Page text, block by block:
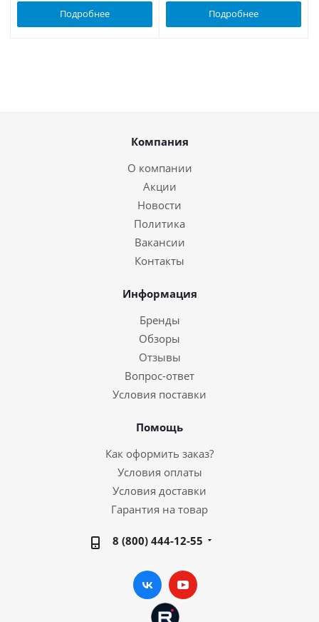
Подробнее Подробнее
Компания
О компании
Акции
Новости
Политика
Вакансии
Контакты
Информация
Бренды
Обзоры
Отзывы
Вопрос-ответ
Условия поставки
Помощь
Как оформить заказ?
Условия оплаты
Условия доставки
Гарантия на товар
8 (800) 444-12-55